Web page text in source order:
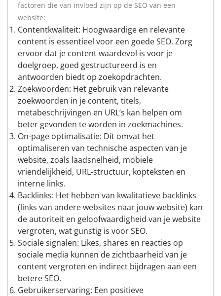
factoren die van invloed zijn op de SEO van een
website:
Contentkwaliteit: Hoogwaardige en relevante
content is essentieel voor een goede SEO. Zorg
ervoor dat je content waardevol is voor je
doelgroep, goed gestructureerd is en
antwoorden biedt op zoekopdrachten.
Zoekwoorden: Het gebruik van relevante
zoekwoorden in je content, titels,
metabeschrijvingen en URL’s kan helpen om
beter gevonden te worden in zoekmachines.
On-page optimalisatie: Dit omvat het
optimaliseren van technische aspecten van je
website, zoals laadsnelheid, mobiele
vriendelijkheid, URL-structuur, kopteksten en
interne links.
Backlinks: Het hebben van kwalitatieve backlinks
(links van andere websites naar jouw website) kan
de autoriteit en geloofwaardigheid van je website
vergroten, wat gunstig is voor SEO.
Sociale signalen: Likes, shares en reacties op
sociale media kunnen de zichtbaarheid van je
content vergroten en indirect bijdragen aan een
betere SEO.
Gebruikerservaring: Een positieve